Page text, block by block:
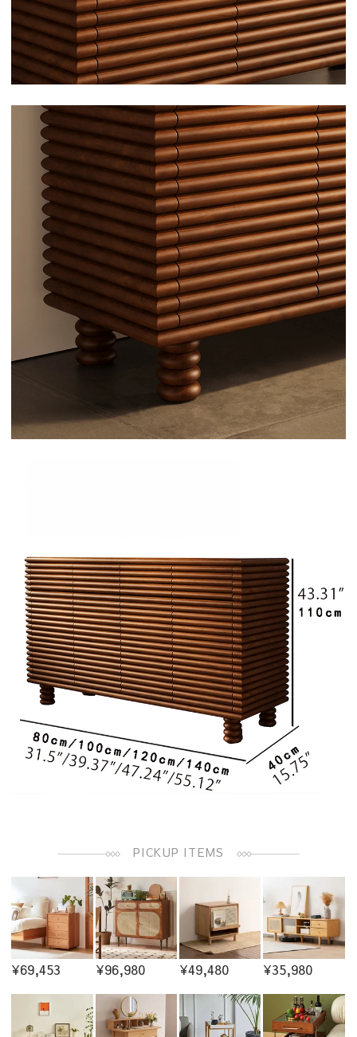
PICKUP ITEMS
¥69,453 ¥96,980 ¥49,480 ¥35,980